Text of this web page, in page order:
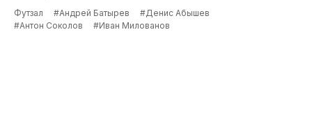
Футзал
#Андрей Батырев
#Денис Абышев
#Антон Соколов
#Иван Милованов